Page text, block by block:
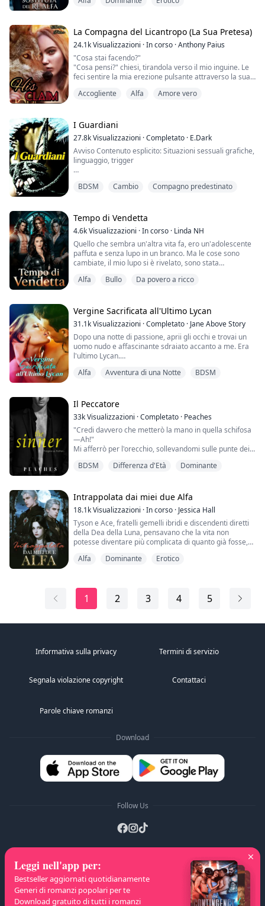
contro di me. Le lacrime macchiavano il mio viso e lui
Poco prima, stava strappando il mio abito da sposa su
misura dal mio corpo esile e lo riduceva a brandelli. T...
La Compagna del Licantropo (La Sua Pretesa)
24.1kVisualizzazioni ·In corso ·Anthony Paius
"Cosa stai facendo?"
"Cosa pensi?" chiesi, tirandola verso il mio inguine. Le
feci sentire la mia erezione pulsante attraverso la sua
"Vedi cosa mi hai fatto. Sono così duro per te. Ho
La feci scivolare dalle mie ginocchia sul letto. Si sdraiò,
guardandomi con quegli occhi tremanti. Mi spostai,
allargando le sue gambe. ...
Accogliente Alfa Amore vero
I Guardiani
27.8kVisualizzazioni ·Completato · E.Dark
Avviso Contenuto esplicito: Situazioni sessuali grafiche,
linguaggio, trigger
Elicia Dewalt, un'orfana del Texas senza legami con
sempre ricondurre ai quattro splendidi ragazzi del club
la sua prima notte a Londra.
Cosa succede quando tutta la sua esi...
BDSM Cambio Compagno predestinato
Tempo di Vendetta
4.6kVisualizzazioni ·In corso · Linda NH
Quello che sembra un'altra vita fa, ero un'adolescente
paffuta e senza lupo in un branco. Ma le cose sono
cambiate, il mio lupo si è rivelato, sono stata
tornare nel branco più grande degli Stati Uniti, il
Senza dimenticare i suoi tre alfa, che lo dirigono e che
mi hanno fatto...
Alfa Bullo Da povero a ricco
Vergine Sacrificata all'Ultimo Lycan
31.1kVisualizzazioni ·Completato · Jane Above Story
Dopo una notte di passione, aprii gli occhi e trovai un
uomo nudo e affascinante sdraiato accanto a me. Era
l'ultimo Lycan.
Secondo le voci, l'ultimo Lycan impazziva ogni luna
Ogni branco inviava vergini da sacrificare all'ultimo
Lycan, e io ero stata scelta.
Prima che si svegliasse, scappai silenziosamente.
Ma è strano come ...
Alfa Avventura di una Notte BDSM
Il Peccatore
33kVisualizzazioni ·Completato · Peaches
"Credi davvero che metterò la mano in quella schifosa
—Ah!"
Mi afferrò per l'orecchio, sollevandomi sulle punte dei
"Ho detto: Raccogli il libro."
quasi fino a farmi piangere.
Forse era il dolore o l'umiliazione, o entrambi, ma il mio
viso era rosso fuoco.
...
BDSM Differenza d'Età Dominante
Intrappolata dai miei due Alfa
18.1kVisualizzazioni ·In corso · Jessica Hall
Tyson e Ace, fratelli gemelli ibridi e discendenti diretti
della Dea della Luna, pensavano che la vita non
potesse diventare più complicata di quanto già fosse,
Ma quando Ryker trovò la sua seconda compagna,
quando lo fecero, non p...
Alfa Dominante Erotico
1 2 3 4 5
Informativa sulla privacy Termini di servizio
Segnala violazione copyright Contattaci
Parole chiave romanzi
Download
Follow Us
Liste A-Z A B C I J
K
L
M N O P Q R S V W
Y
Z
Leggi nell'app per:
Bestseller aggiornati quotidianamente
Generi di romanzi popolari per te
Download gratuito di tutti i romanzi